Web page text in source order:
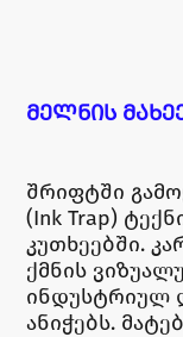
ᲛᲔᲚᲜᲘᲡ
შრიფტში
(Ink Trap)
კუთხეებში.
ქმნის
ინდუსტრიულ
ანიჭებს.